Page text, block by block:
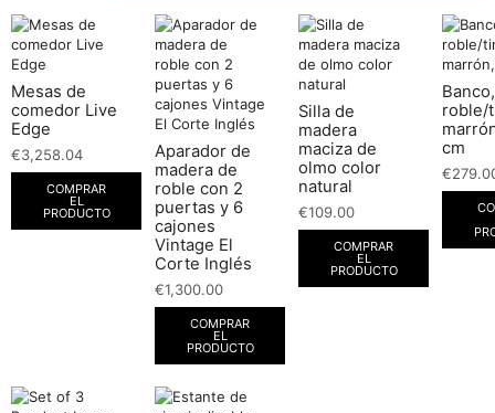
Mesas de
comedor Live
Edge
€3,258.04
COMPRAR
EL
PRODUCTO
Aparador de
madera de
roble con 2
puertas y 6
cajones
Vintage El
Corte Inglés
€1,300.00
COMPRAR
EL
PRODUCTO
Silla de
madera
maciza de
olmo color
natural
€109.00
COMPRAR
EL
PRODUCTO
roble/
cm
€